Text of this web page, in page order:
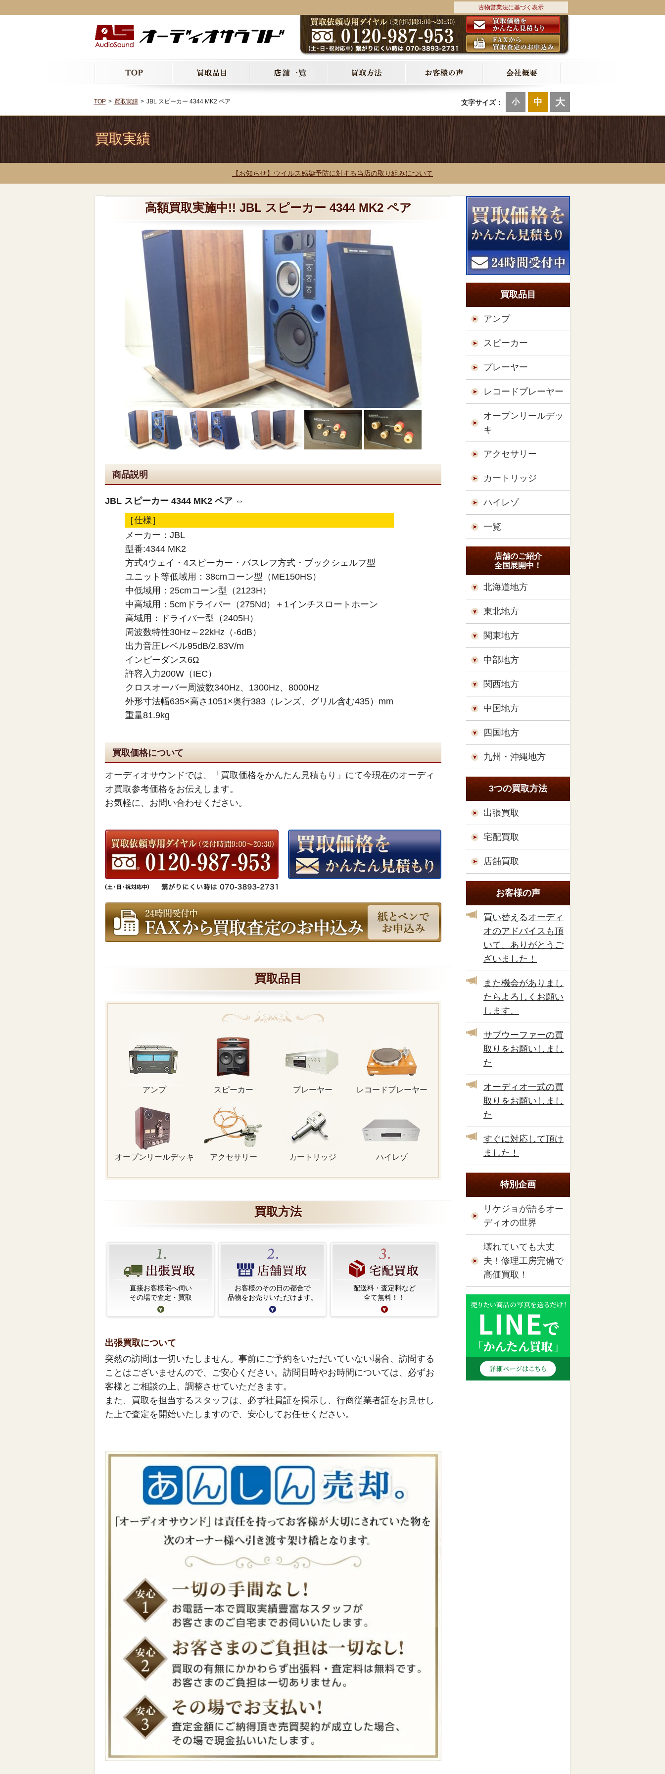
古物営業法に基づく表示
文字サイズ： 小 中 大
TOP 買取実績 JBL スピーカー 4344 MK2 ペア
買取実績
【お知らせ】ウイルス感染予防に対する当店の取り組みについて
高額買取実施中!! JBL スピーカー 4344 MK2 ペア
商品説明
JBL スピーカー 4344 MK2 ペア ⇔
［仕様］
メーカー：JBL
型番:4344 MK2
方式4ウェイ・4スピーカー・バスレフ方式・ブックシェルフ型
ユニット等低域用：38cmコーン型（ME150HS）
中低域用：25cmコーン型（2123H）
中高域用：5cmドライバー（275Nd）＋1インチスロートホーン
高域用：ドライバー型（2405H）
周波数特性30Hz～22kHz（-6dB）
出力音圧レベル95dB/2.83V/m
インピーダンス6Ω
許容入力200W（IEC）
クロスオーバー周波数340Hz、1300Hz、8000Hz
外形寸法幅635×高さ1051×奥行383（レンズ、グリル含む435）mm
重量81.9kg
買取価格について
オーディオサウンドでは、「買取価格をかんたん見積もり」にて今現在のオーディ
オ買取参考価格をお伝えします。
お気軽に、お問い合わせください。
買取品目
アンプ スピーカー プレーヤー レコードプレーヤー
オープンリールデッキ アクセサリー カートリッジ ハイレゾ
買取方法
直接お客様宅へ伺い
その場で査定・買取
お客様のその日の都合で
品物をお売りいただけます。
配送料・査定料など
全て無料！！
出張買取について
突然の訪問は一切いたしません。事前にご予約をいただいていない場合、訪問する
ことはございませんので、ご安心ください。訪問日時やお時間については、必ずお
客様とご相談の上、調整させていただきます。
また、買取を担当するスタッフは、必ず社員証を掲示し、行商従業者証をお見せし
た上で査定を開始いたしますので、安心してお任せください。
買取品目
アンプ
スピーカー
プレーヤー
レコードプレーヤー
オープンリールデッ
キ
アクセサリー
カートリッジ
ハイレゾ
一覧
店舗のご紹介
全国展開中！
北海道地方
東北地方
関東地方
中部地方
関西地方
中国地方
四国地方
九州・沖縄地方
3つの買取方法
出張買取
宅配買取
店舗買取
お客様の声
買い替えるオーディ
オのアドバイスも頂
いて、ありがとうご
ざいました！
また機会がありまし
たらよろしくお願い
します。
サブウーファーの買
取りをお願いしまし
た
オーディオ一式の買
取りをお願いしまし
た
すぐに対応して頂け
ました！
特別企画
リケジョが語るオー
ディオの世界
壊れていても大丈
夫！修理工房完備で
高価買取！